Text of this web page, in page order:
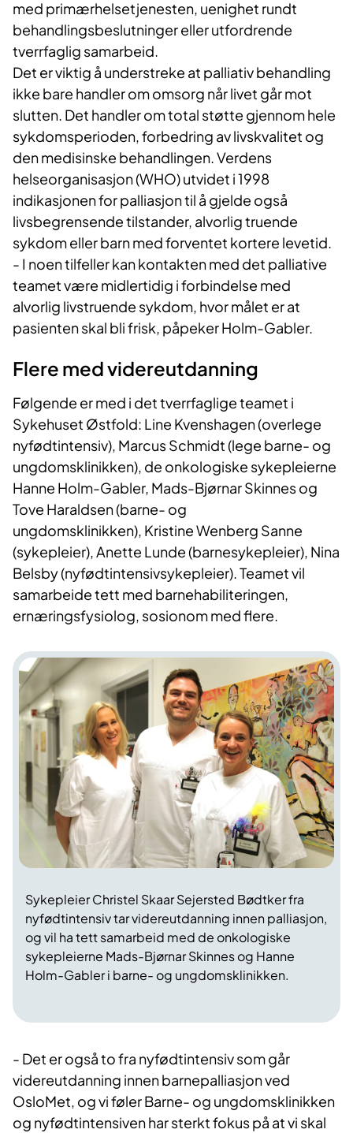
med primærhelsetjenesten, uenighet rundt
behandlingsbeslutninger eller utfordrende
tverrfaglig samarbeid.
Det er viktig å understreke at palliativ behandling
ikke bare handler om omsorg når livet går mot
slutten. Det handler om total støtte gjennom hele
sykdomsperioden, forbedring av livskvalitet og
den medisinske behandlingen. Verdens
helseorganisasjon (WHO) utvidet i 1998
indikasjonen for palliasjon til å gjelde også
livsbegrensende tilstander, alvorlig truende
sykdom eller barn med forventet kortere levetid.
- I noen tilfeller kan kontakten med det palliative
teamet være midlertidig i forbindelse med
alvorlig livstruende sykdom, hvor målet er at
pasienten skal bli frisk, påpeker Holm-Gabler.
Flere med videreutdanning
Følgende er med i det tverrfaglige teamet i
Sykehuset Østfold: Line Kvenshagen (overlege
nyfødtintensiv), Marcus Schmidt (lege barne- og
ungdomsklinikken), de onkologiske sykepleierne
Hanne Holm-Gabler, Mads-Bjørnar Skinnes og
Tove Haraldsen (barne- og
ungdomsklinikken), Kristine Wenberg Sanne
(sykepleier), Anette Lunde (barnesykepleier), Nina
Belsby (nyfødtintensivsykepleier). Teamet vil
samarbeide tett med barnehabiliteringen,
ernæringsfysiolog, sosionom med flere.
Sykepleier Christel Skaar Sejersted Bødtker fra
nyfødtintensiv tar videreutdanning innen palliasjon,
og vil ha tett samarbeid med de onkologiske
sykepleierne Mads-Bjørnar Skinnes og Hanne
Holm-Gabler i barne- og ungdomsklinikken.
- Det er også to fra nyfødtintensiv som går
videreutdanning innen barnepalliasjon ved
OsloMet, og vi føler Barne- og ungdomsklinikken
og nyfødtintensiven har sterkt fokus på at vi skal